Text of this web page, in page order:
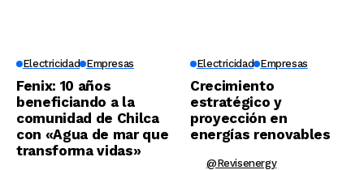
Electricidad Empresas
Fenix: 10 años
beneficiando a la
comunidad de Chilca
con «Agua de mar que
transforma vidas»
Electricidad Empresas
Crecimiento
estratégico y
proyección en
energías renovables
@revisenergy